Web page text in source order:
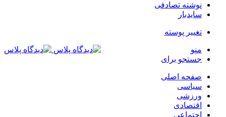
نوشته تصادفی
سایدبار
تغییر پوسته
منو
جستجو برای
صفحه اصلی
سیاسی
ورزشی
اقتصادی
اجتماعی